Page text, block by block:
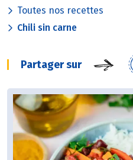
Toutes nos recettes
Chili sin carne
Partager sur